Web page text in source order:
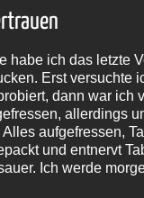
habe ich das letzte
Erst versuchte
dann war ich
allerdings
Alles aufgefressen,
und entnervt
Ich werde